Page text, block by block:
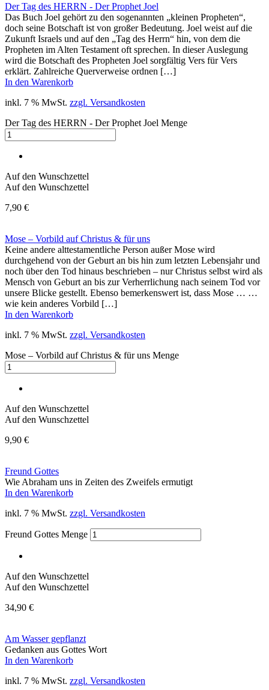
Der Tag des HERRN - Der Prophet Joel
Das Buch Joel gehört zu den sogenannten „kleinen Propheten“,
doch seine Botschaft ist von großer Bedeutung. Joel weist auf die
Zukunft Israels und auf den „Tag des Herrn“ hin, von dem die
Propheten im Alten Testament oft sprechen. In dieser Auslegung
wird die Botschaft des Propheten Joel sorgfältig Vers für Vers
erklärt. Zahlreiche Querverweise ordnen […]
In den Warenkorb
inkl. 7 % MwSt. zzgl. Versandkosten
Der Tag des HERRN - Der Prophet Joel Menge
Auf den Wunschzettel
Auf den Wunschzettel
7,90 €
Mose – Vorbild auf Christus & für uns
Keine andere alttestamentliche Person außer Mose wird
durchgehend von der Geburt an bis hin zum letzten Lebensjahr und
noch über den Tod hinaus beschrieben – nur Christus selbst wird als
Mensch von Geburt an bis zur Verherrlichung nach sei­nem Tod vor
unsere Blicke gestellt. Ebenso bemerkenswert ist, dass Mose … …
wie kein anderes Vorbild […]
In den Warenkorb
inkl. 7 % MwSt. zzgl. Versandkosten
Mose – Vorbild auf Christus & für uns Menge
Auf den Wunschzettel
Auf den Wunschzettel
9,90 €
Freund Gottes
Wie Abraham uns in Zeiten des Zweifels ermutigt
In den Warenkorb
inkl. 7 % MwSt. zzgl. Versandkosten
Freund Gottes Menge
Auf den Wunschzettel
Auf den Wunschzettel
34,90 €
Am Wasser gepflanzt
Gedanken aus Gottes Wort
In den Warenkorb
inkl. 7 % MwSt. zzgl. Versandkosten